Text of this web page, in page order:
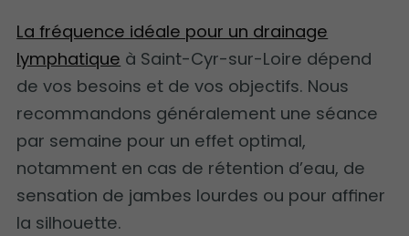
La fréquence idéale pour un drainage
lymphatique à Saint-Cyr-sur-Loire dépend
de vos besoins et de vos objectifs. Nous
recommandons généralement une séance
par semaine pour un effet optimal,
notamment en cas de rétention d’eau, de
sensation de jambes lourdes ou pour affiner
la silhouette.